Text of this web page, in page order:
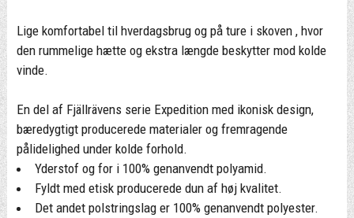
Lige komfortabel til hverdagsbrug og på ture i skoven , hvor
den rummelige hætte og ekstra længde beskytter mod kolde
vinde.
En del af Fjällrävens serie Expedition med ikonisk design,
bæredygtigt producerede materialer og fremragende
pålidelighed under kolde forhold.
Yderstof og for i 100% genanvendt polyamid.
Fyldt med etisk producerede dun af høj kvalitet.
Det andet polstringslag er 100% genanvendt polyester.